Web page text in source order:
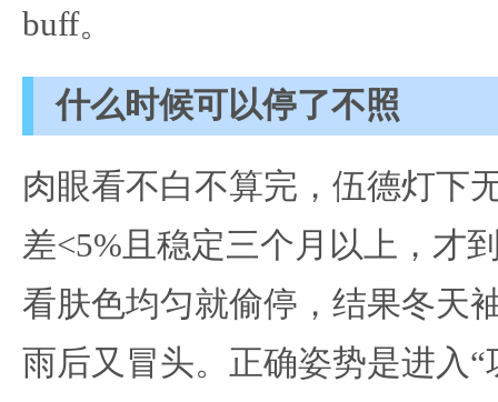
buff。
什么时候可以停了不照
肉眼看不白不算完，伍德灯下
差<5%且稳定三个月以上，才
看肤色均匀就偷停，结果冬天
雨后又冒头。正确姿势是进入